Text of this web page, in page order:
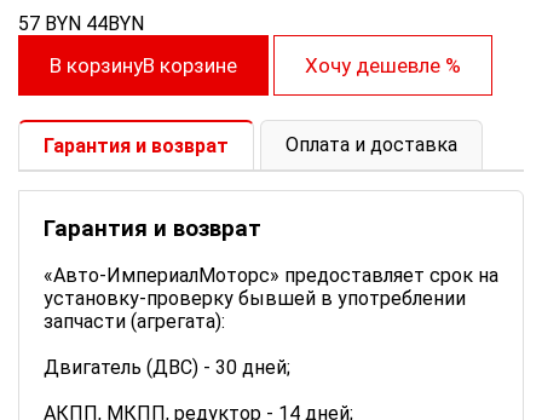
57 BYN 44BYN
В корзинуВ корзине Хочу дешевле %
Гарантия и возврат Оплата и доставка
Гарантия и возврат
«Авто-ИмпериалМоторс» предоставляет срок на
установку-проверку бывшей в употреблении
запчасти (агрегата):
Двигатель (ДВС) - 30 дней;
АКПП, МКПП, редуктор - 14 дней;